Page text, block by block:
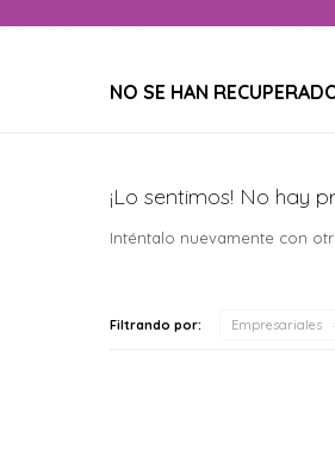
NO SE HAN
¡Lo sentimos! No hay
Inténtalo nuevamente con
Filtrando por: Empresariales